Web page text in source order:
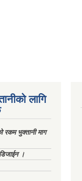
लागि
रकम भुक्तानी माग
।